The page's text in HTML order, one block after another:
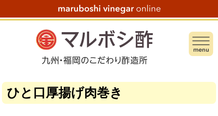
ひと口厚揚げ肉巻き